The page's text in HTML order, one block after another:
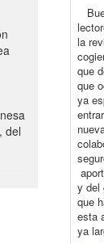
del
la
que
que
ya
y del
que
esta
ya